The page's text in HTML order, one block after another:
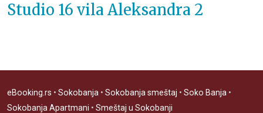
Studio 16 vila Aleksandra 2
eBooking.rs • Sokobanja • Sokobanja smeštaj • Soko Banja •
Sokobanja Apartmani • Smeštaj u Sokobanji